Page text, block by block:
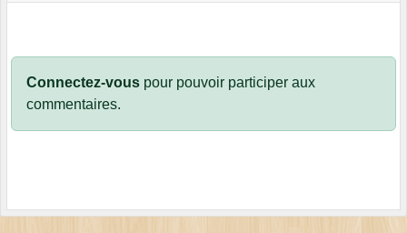
Connectez-vous pour pouvoir participer aux
commentaires.